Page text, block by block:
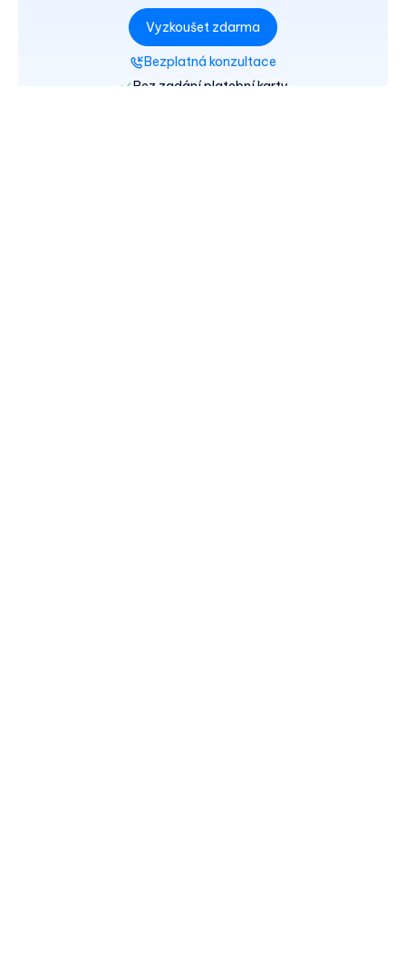
Vyzkoušet zdarma
Bezplatná konzultace
Bez zadání platební karty